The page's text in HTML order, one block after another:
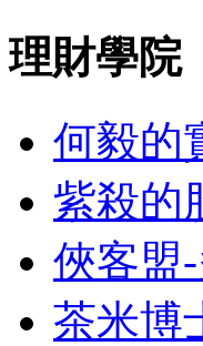
理財學院
何毅的
紫殺的
俠客盟
茶米博